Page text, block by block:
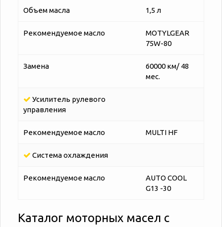
Объем масла 1,5 л
Рекомендуемое масло
MOTYLGEAR
75W-80
Замена
60000 км/ 48
мес.
Усилитель рулевого
управления
Рекомендуемое масло MULTI HF
Система охлаждения
Рекомендуемое масло
AUTO COOL
G13 -30
Каталог моторных масел с